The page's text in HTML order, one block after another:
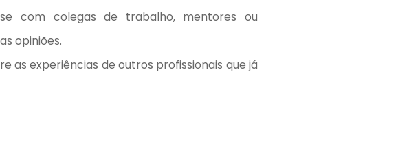
com colegas de trabalho, mentores ou
opiniões.
as experiências de outros profissionais que já